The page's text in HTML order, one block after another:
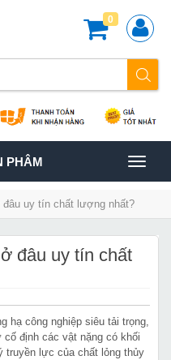
0
PHÂM
uy tín chất lượng nhất?
đâu uy tín chất
hạ công nghiệp siêu tải trọng,
định các vật nặng có khối
truyền lực của chất lỏng thủy